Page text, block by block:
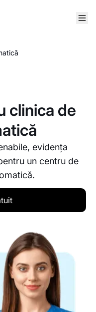
clinica de
evidența
un centru de